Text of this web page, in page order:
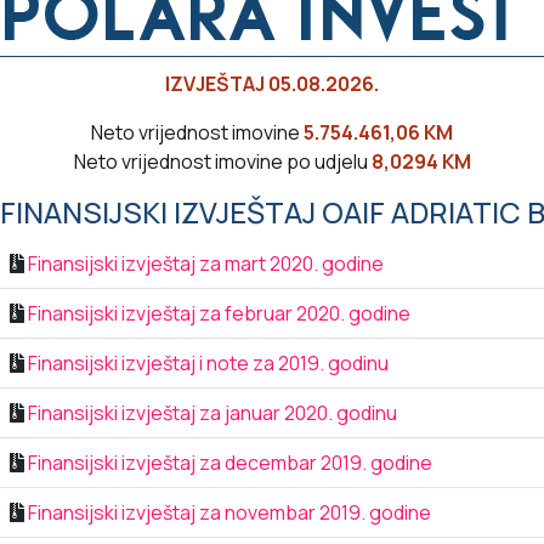
IZVJEŠTAJ 05.08.2026.
Neto vrijednost imovine5.754.461,06 KM
Neto vrijednost imovine po udjelu 8,0294 KM
FINANSIJSKI IZVJEŠTAJ OAIF ADRIATIC
Finansijski izvještaj za mart 2020. godine
Finansijski izvještaj za februar 2020. godine
Finansijski izvještaj i note za 2019. godinu
Finansijski izvještaj za januar 2020. godinu
Finansijski izvještaj za decembar 2019. godine
Finansijski izvještaj za novembar 2019. godine